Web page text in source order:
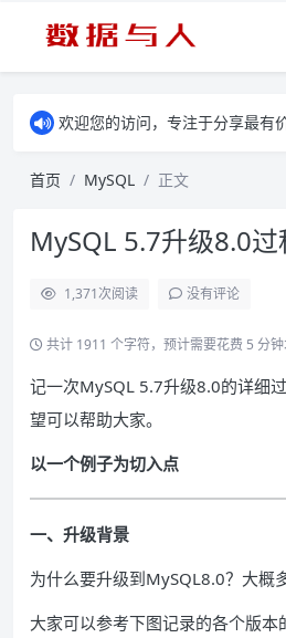
欢迎您的访问，专注于分享最有
首页 MySQL 正文
MySQL 5.7升级8.0过
1,371次阅读 没有评论
共计 1911 个字符，预计需要花费 5 分钟
记一次MySQL 5.7升级8.0的详细
望可以帮助大家。
以一个例子为切入点
一、升级背景
为什么要升级到MySQL8.0？大概
大家可以参考下图记录的各个版